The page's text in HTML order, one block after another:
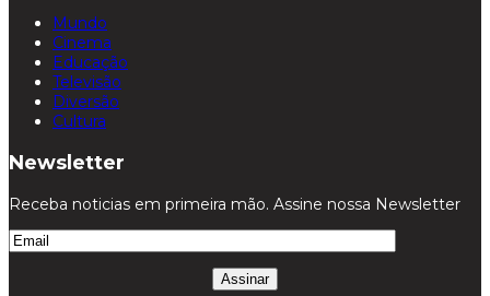
Mundo
Cinema
Educação
Televisão
Diversão
Cultura
Newsletter
Receba noticias em primeira mão. Assine nossa Newsletter